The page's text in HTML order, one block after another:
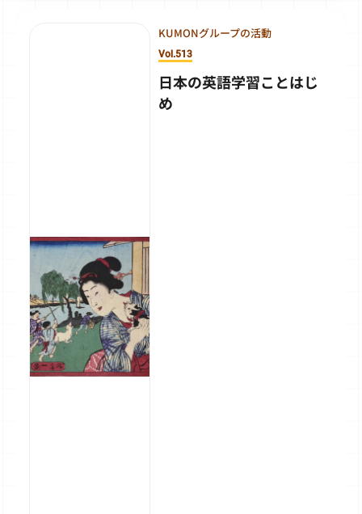
KUMONグループの活動
Vol.513
日本の英語学習ことはじ
め